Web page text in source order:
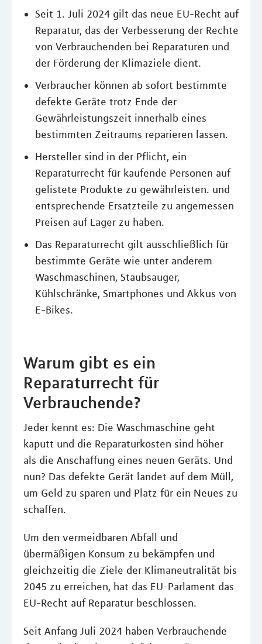
Seit 1. Juli 2024 gilt das neue EU-Recht auf
Reparatur, das der Verbesserung der Rechte
von Verbrauchenden bei Reparaturen und
der Förderung der Klimaziele dient.
Verbraucher können ab sofort bestimmte
defekte Geräte trotz Ende der
Gewährleistungszeit innerhalb eines
bestimmten Zeitraums reparieren lassen.
Hersteller sind in der Pflicht, ein
Reparaturrecht für kaufende Personen auf
gelistete Produkte zu gewährleisten. und
entsprechende Ersatzteile zu angemessen
Preisen auf Lager zu haben.
Das Reparaturrecht gilt ausschließlich für
bestimmte Geräte wie unter anderem
Waschmaschinen, Staubsauger,
Kühlschränke, Smartphones und Akkus von
E-Bikes.
Warum gibt es ein
Reparaturrecht für
Verbrauchende?
Jeder kennt es: Die Waschmaschine geht
kaputt und die Reparaturkosten sind höher
als die Anschaffung eines neuen Geräts. Und
nun? Das defekte Gerät landet auf dem Müll,
um Geld zu sparen und Platz für ein Neues zu
schaffen.
Um den vermeidbaren Abfall und
übermäßigen Konsum zu bekämpfen und
gleichzeitig die Ziele der Klimaneutralität bis
2045 zu erreichen, hat das EU-Parlament das
EU-Recht auf Reparatur beschlossen.
Seit Anfang Juli 2024 haben Verbrauchende